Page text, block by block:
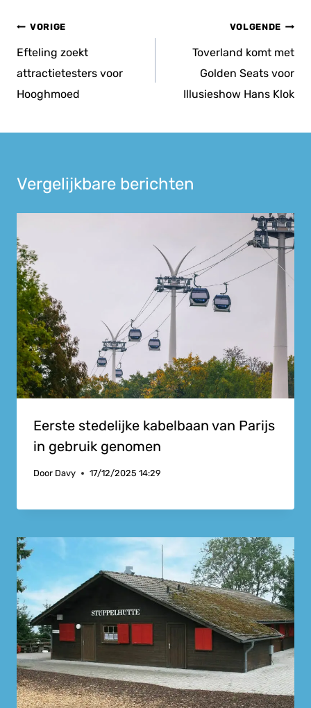
Bericht
navigatie
VORIGE
Efteling zoekt
attractietesters voor
Hooghmoed
VOLGENDE
Toverland komt met
Golden Seats voor
Illusieshow Hans Klok
Vergelijkbare berichten
Eerste stedelijke kabelbaan van Parijs
in gebruik genomen
Door Davy 17/12/2025 14:29